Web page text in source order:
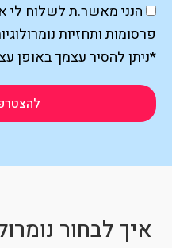
הנני מאשר.ת לשלוח לי
פרסומות ותחזיות
*ניתן להסיר עצמך באופן
איך לבחור